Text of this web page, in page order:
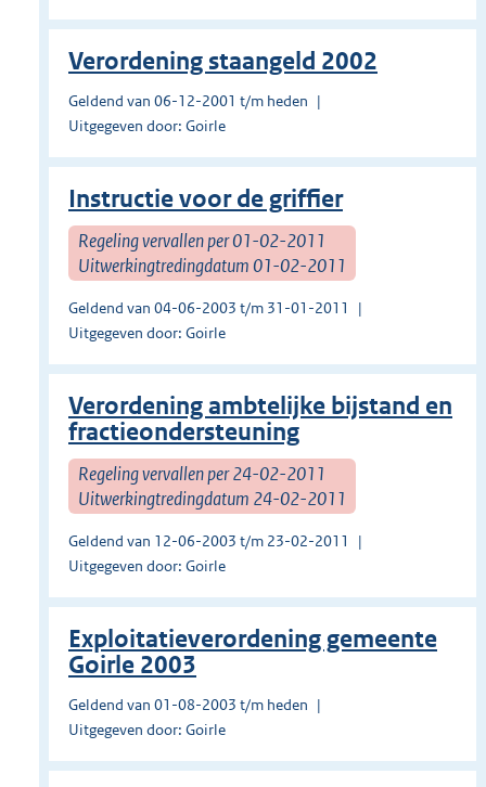
Verordening staangeld 2002
Geldend van 06-12-2001 t/m heden
Uitgegeven door: Goirle
Instructie voor de griffier
Regeling vervallen per 01-02-2011
Uitwerkingtredingdatum 01-02-2011
Geldend van 04-06-2003 t/m 31-01-2011
Uitgegeven door: Goirle
Verordening ambtelijke bijstand en
fractieondersteuning
Regeling vervallen per 24-02-2011
Uitwerkingtredingdatum 24-02-2011
Geldend van 12-06-2003 t/m 23-02-2011
Uitgegeven door: Goirle
Exploitatieverordening gemeente
Goirle 2003
Geldend van 01-08-2003 t/m heden
Uitgegeven door: Goirle